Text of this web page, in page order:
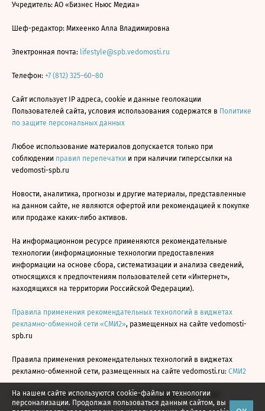
На нашем сайте используются cookie-файлы и технологии
персонализации. Продолжая пользоваться данным сайтом, вы
Учредитель: АО «Бизнес Ньюс Медиа»
Шеф-редактор: Михеенко Алла Владимировна
Электронная почта: lifestyle@spb.vedomosti.ru
Телефон: +7 (812) 325–60–80
Сайт использует IP адреса, cookie и данные геолокации
Пользователей сайта, условия использования содержатся в Политике
по защите персональных данных
Любое использование материалов допускается только при
соблюдении правил перепечатки и при наличии гиперссылки на
vedomosti-spb.ru
Новости, аналитика, прогнозы и другие материалы, представленные
на данном сайте, не являются офертой или рекомендацией к покупке
или продаже каких-либо активов.
На информационном ресурсе применяются рекомендательные
технологии (информационные технологии предоставления
информации на основе сбора, систематизации и анализа сведений,
относящихся к предпочтениям пользователей сети «Интернет»,
находящихся на территории Российской Федерации).
Правила применения рекомендательных технологий в виджетах
рекламно-обменной сети «СМИ2», размещенных на сайте vedomosti-
spb.ru
Правила применения рекомендательных технологий в виджетах
рекламно-обменной сети, размещенных на сайте vedomosti.ru: СМИ2
Все права защищены © АО «Бизнес Ньюс Медиа», 2024 - 2026